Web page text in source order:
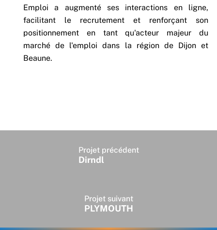
Emploi a augmenté ses interactions en ligne,
facilitant le recrutement et renforçant son
positionnement en tant qu'acteur majeur du
marché de l'emploi dans la région de Dijon et
Beaune.
Projet précédent
Dirndl
Projet suivant
PLYMOUTH